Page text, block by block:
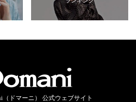
（ドマーニ） 公式ウェブサイト